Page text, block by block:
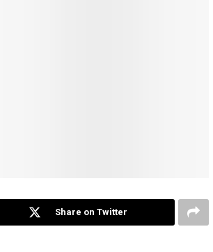
Share on Twitter